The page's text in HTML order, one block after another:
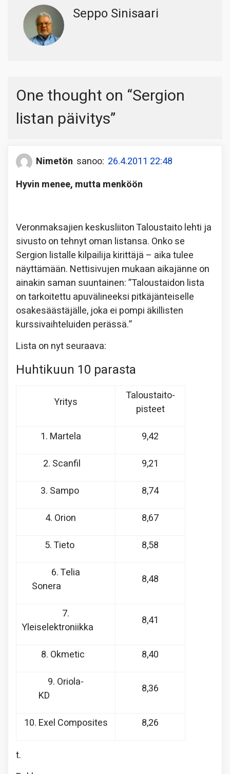
Seppo Sinisaari
One thought on “Sergion
listan päivitys”
Nimetön sanoo: 26.4.2011 22:48
Hyvin menee, mutta menköön
Veronmaksajien keskusliiton Taloustaito lehti ja
sivusto on tehnyt oman listansa. Onko se
Sergion listalle kilpailija kirittäjä – aika tulee
näyttämään. Nettisivujen mukaan aikajänne on
ainakin saman suuntainen: ”Taloustaidon lista
on tarkoitettu apuvälineeksi pitkäjänteiselle
osakesäästäjälle, joka ei pompi äkillisten
kurssivaihteluiden perässä.”
Lista on nyt seuraava:
Huhtikuun 10 parasta
Yritys
Taloustaito-
pisteet
1. Martela
9,42
2. Scanfil
9,21
3. Sampo
8,74
4. Orion
8,67
5. Tieto
8,58
6. Telia
Sonera
8,48
7.
Yleiselektroniikka
8,41
8. Okmetic
8,40
9. Oriola-
KD
8,36
10. Exel Composites 8,26
t.